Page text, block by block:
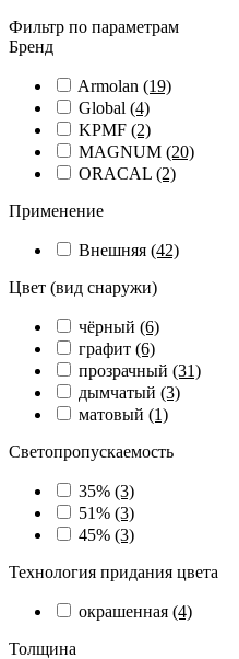
Фильтр по параметрам
Бренд
Armolan (19)
Global (4)
KPMF (2)
MAGNUM (20)
ORACAL (2)
Применение
Внешняя (42)
Цвет (вид снаружи)
чёрный (6)
графит (6)
прозрачный (31)
дымчатый (3)
матовый (1)
Светопропускаемость
35% (3)
51% (3)
45% (3)
Технология придания цвета
окрашенная (4)
Толщина